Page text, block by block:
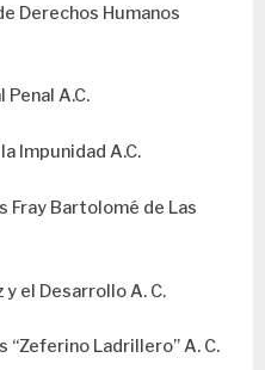
Derechos Humanos
A.C.
Impunidad A.C.
Fray Bartolomé de Las
el Desarrollo A. C.
“Zeferino Ladrillero” A. C.